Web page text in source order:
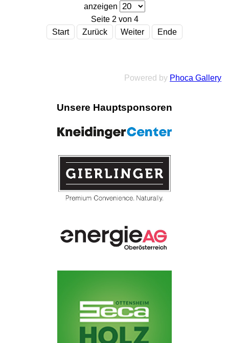
anzeigen
Seite 2 von 4
Start
Zurück Weiter Ende
Powered by Phoca Gallery
Unsere Hauptsponsoren